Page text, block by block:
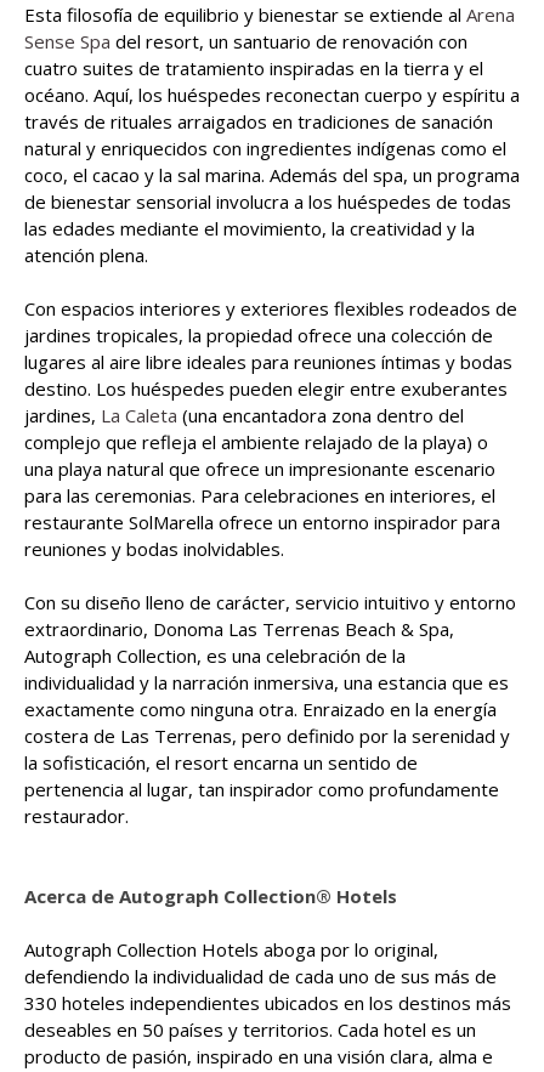
Esta filosofía de equilibrio y bienestar se extiende al Arena
Sense Spa del resort, un santuario de renovación con
cuatro suites de tratamiento inspiradas en la tierra y el
océano. Aquí, los huéspedes reconectan cuerpo y espíritu a
través de rituales arraigados en tradiciones de sanación
natural y enriquecidos con ingredientes indígenas como el
coco, el cacao y la sal marina. Además del spa, un programa
de bienestar sensorial involucra a los huéspedes de todas
las edades mediante el movimiento, la creatividad y la
atención plena.
Con espacios interiores y exteriores flexibles rodeados de
jardines tropicales, la propiedad ofrece una colección de
lugares al aire libre ideales para reuniones íntimas y bodas
destino. Los huéspedes pueden elegir entre exuberantes
jardines, La Caleta (una encantadora zona dentro del
complejo que refleja el ambiente relajado de la playa) o
una playa natural que ofrece un impresionante escenario
para las ceremonias. Para celebraciones en interiores, el
restaurante SolMarella ofrece un entorno inspirador para
reuniones y bodas inolvidables.
Con su diseño lleno de carácter, servicio intuitivo y entorno
extraordinario, Donoma Las Terrenas Beach & Spa,
Autograph Collection, es una celebración de la
individualidad y la narración inmersiva, una estancia que es
exactamente como ninguna otra. Enraizado en la energía
costera de Las Terrenas, pero definido por la serenidad y
la sofisticación, el resort encarna un sentido de
pertenencia al lugar, tan inspirador como profundamente
restaurador.
Acerca de Autograph Collection® Hotels
Autograph Collection Hotels aboga por lo original,
defendiendo la individualidad de cada uno de sus más de
330 hoteles independientes ubicados en los destinos más
deseables en 50 países y territorios. Cada hotel es un
producto de pasión, inspirado en una visión clara, alma e